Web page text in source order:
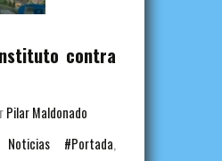
contra
Pilar Maldonado
Noticias #Portada,